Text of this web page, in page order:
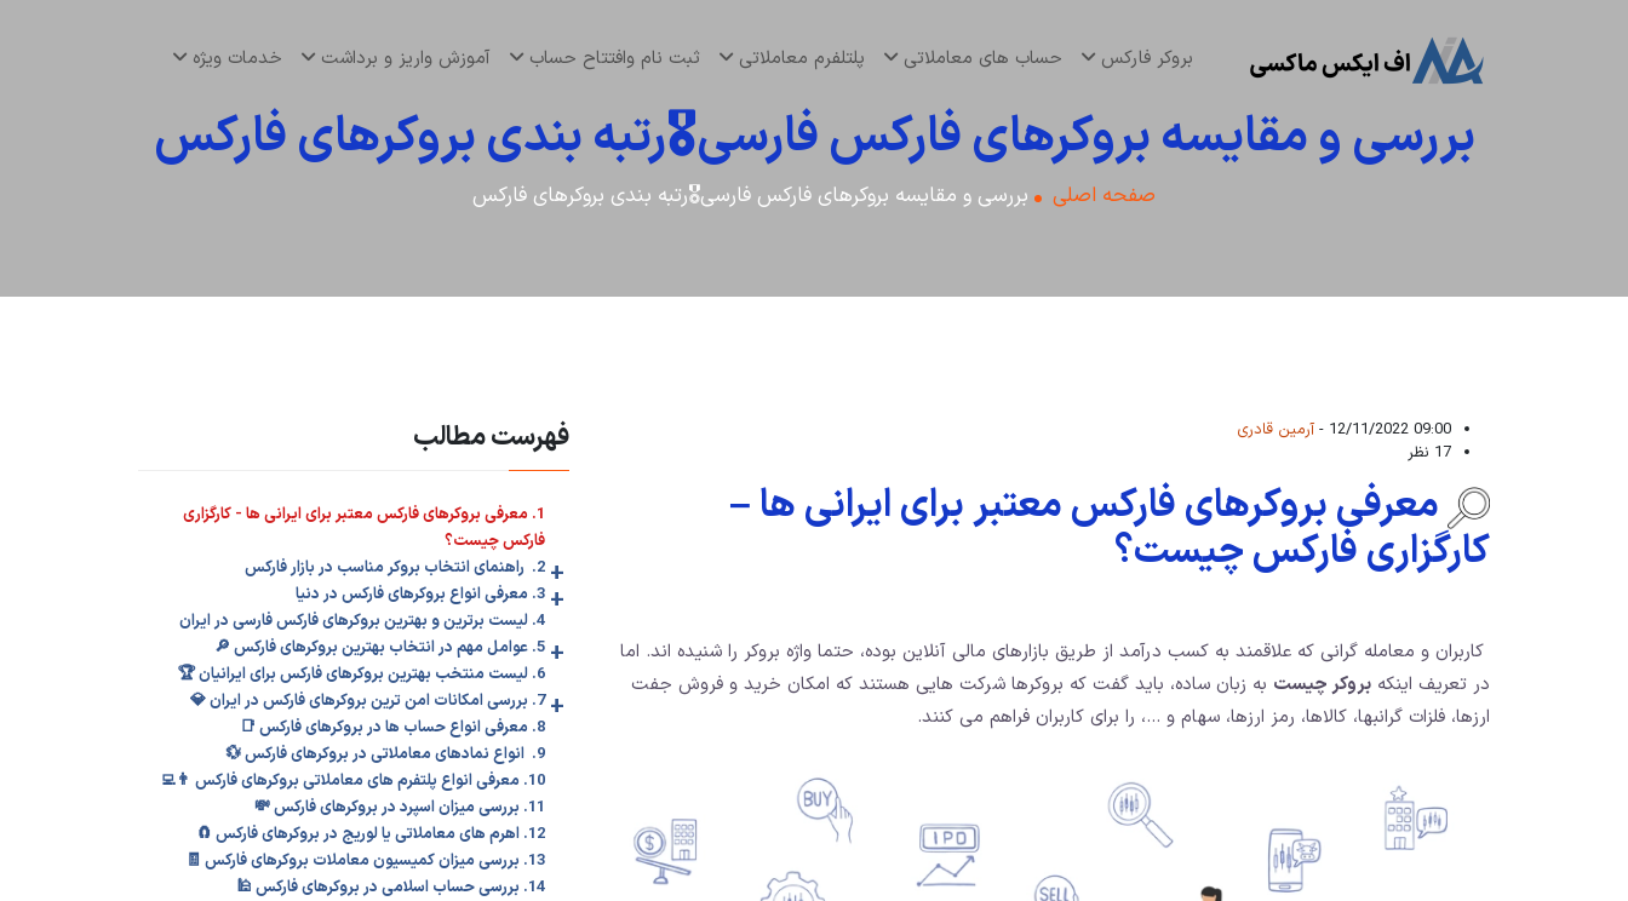
بروکر فارکس حساب های معاملاتی پلتلفرم معاملاتی ثبت نام وافتتاح حساب آموزش واریز و برداشت خدمات ویژه
بررسی و مقایسه بروکرهای فارکس فارسی🎖️رتبه بندی بروکرهای فارکس
صفحه اصلی بررسی و مقایسه بروکرهای فارکس فارسی🎖️رتبه بندی بروکرهای فارکس
09:00 12/11/2022 -
آرمین قادری
17 نظر
معرفیبروکرهای فارکس معتبر برای ایرانی ها –
کارگزاری فارکس چیست؟
کاربران و معامله گرانی که علاقمند به کسب درآمد از طریق بازارهای مالی آنلاین بوده، حتما واژه بروکر را شنیده اند. اما
در تعریف اینکه بروکر چیست به زبان ساده، باید گفت که بروکرها شرکت هایی هستند که امکان خرید و فروش جفت
ارزها، فلزات گرانبها، کالاها، رمز ارزها، سهام و …، را برای کاربران فراهم می کنند.
فهرست مطالب
1. معرفی بروکرهای فارکس معتبر برای ایرانی ها - کارگزاری
فارکس چیست؟
2. راهنمای انتخاب بروکر مناسب در بازار فارکس +
3. معرفی انواع بروکرهای فارکس در دنیا +
4. لیست برترین و بهترین بروکرهای فارکس فارسی در ایران
5. عوامل مهم در انتخاب بهترین بروکرهای فارکس 🔎 +
6. لیست منتخب بهترین بروکرهای فارکس برای ایرانیان 🏆
7. بررسی امکانات امن ترین بروکرهای فارکس در ایران 💎 +
8. معرفی انواع حساب ها در بروکرهای فارکس 📑
9. انواع نمادهای معاملاتی در بروکرهای فارکس 💱
10. معرفی انواع پلتفرم های معاملاتی بروکرهای فارکس 👨‍💻
11. بررسی میزان اسپرد در بروکرهای فارکس 💸
12. اهرم های معاملاتی یا لوریج در بروکرهای فارکس 🧲
13. بررسی میزان کمیسیون معاملات بروکرهای فارکس 🧾
14. بررسی حساب اسلامی در بروکرهای فارکس 🕌